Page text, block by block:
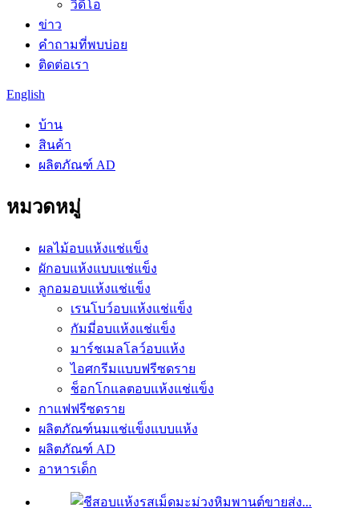
วิดีโอ
ข่าว
คำถามที่พบบ่อย
ติดต่อเรา
English
บ้าน
สินค้า
ผลิตภัณฑ์ AD
หมวดหมู่
ผลไม้อบแห้งแช่แข็ง
ผักอบแห้งแบบแช่แข็ง
ลูกอมอบแห้งแช่แข็ง
เรนโบว์อบแห้งแช่แข็ง
กัมมี่อบแห้งแช่แข็ง
มาร์ชเมลโลว์อบแห้ง
ไอศกรีมแบบฟรีซดราย
ช็อกโกแลตอบแห้งแช่แข็ง
กาแฟฟรีซดราย
ผลิตภัณฑ์นมแช่แข็งแบบแห้ง
ผลิตภัณฑ์ AD
อาหารเด็ก